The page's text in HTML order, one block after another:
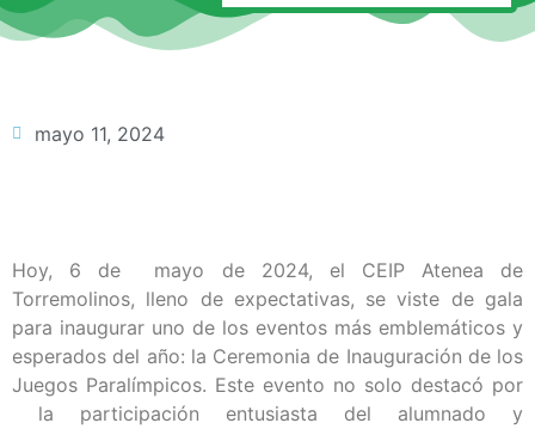
mayo 11, 2024
Hoy, 6 de mayo de 2024, el CEIP Atenea de
Torremolinos, lleno de expectativas, se viste de gala
para inaugurar uno de los eventos más emblemáticos y
esperados del año: la Ceremonia de Inauguración de los
Juegos Paralímpicos. Este evento no solo destacó por
la participación entusiasta del alumnado y